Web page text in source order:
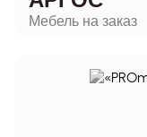
Мебель на заказ